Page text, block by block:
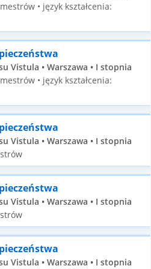
• język kształcenia:
Vistula • Warszawa • I stopnia
• język kształcenia:
Vistula • Warszawa • I stopnia
Vistula • Warszawa • I stopnia
Vistula • Warszawa • I stopnia